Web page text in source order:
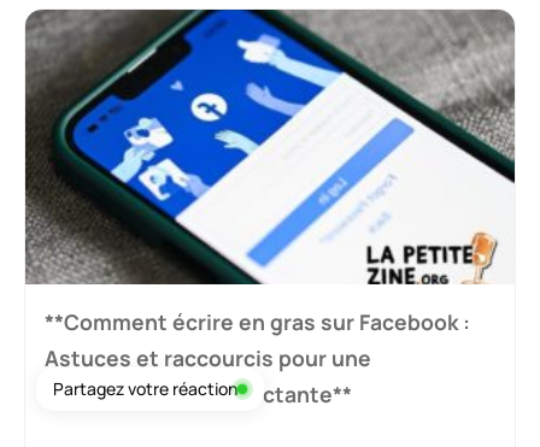
**Comment écrire en gras sur Facebook :
Astuces et raccourcis pour une
communication impactante**
Partagez votre réaction